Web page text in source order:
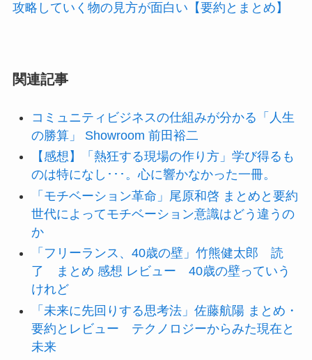
攻略していく物の見方が面白い【要約とまとめ】
関連記事
コミュニティビジネスの仕組みが分かる「人生
の勝算」 Showroom 前田裕二
【感想】「熱狂する現場の作り方」学び得るも
のは特になし･･･。心に響かなかった一冊。
「モチベーション革命」尾原和啓 まとめと要約
世代によってモチベーション意識はどう違うの
か
「フリーランス、40歳の壁」竹熊健太郎 読
了 まとめ 感想 レビュー 40歳の壁っていう
けれど
「未来に先回りする思考法」佐藤航陽 まとめ・
要約とレビュー テクノロジーからみた現在と
未来